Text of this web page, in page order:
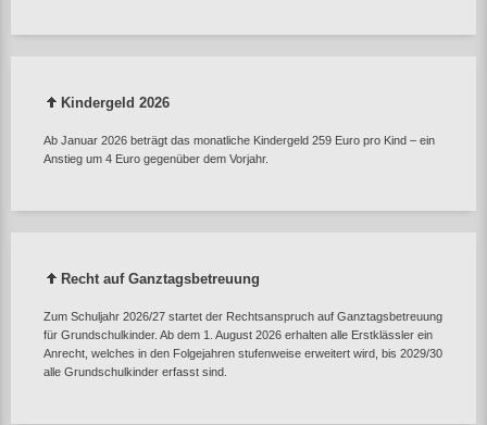
Kindergeld 2026
Ab Januar 2026 beträgt das monatliche Kindergeld 259 Euro pro Kind – ein
Anstieg um 4 Euro gegenüber dem Vorjahr.
Recht auf Ganztagsbetreuung
Zum Schuljahr 2026/27 startet der Rechtsanspruch auf Ganztagsbetreuung
für Grundschulkinder. Ab dem 1. August 2026 erhalten alle Erstklässler ein
Anrecht, welches in den Folgejahren stufenweise erweitert wird, bis 2029/30
alle Grundschulkinder erfasst sind.